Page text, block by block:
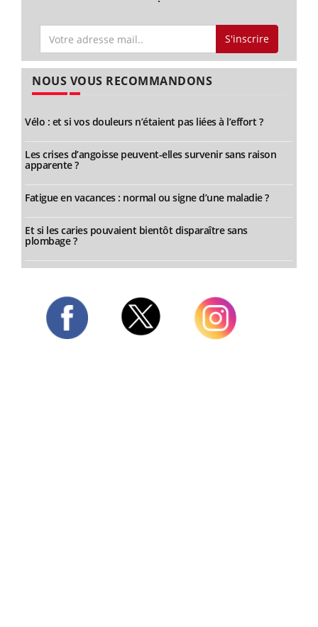
S'inscrire
NOUS VOUS RECOMMANDONS
Vélo : et si vos douleurs n’étaient pas liées à l’effort ?
Les crises d’angoisse peuvent-elles survenir sans raison
apparente ?
Fatigue en vacances : normal ou signe d’une maladie ?
Et si les caries pouvaient bientôt disparaître sans
plombage ?